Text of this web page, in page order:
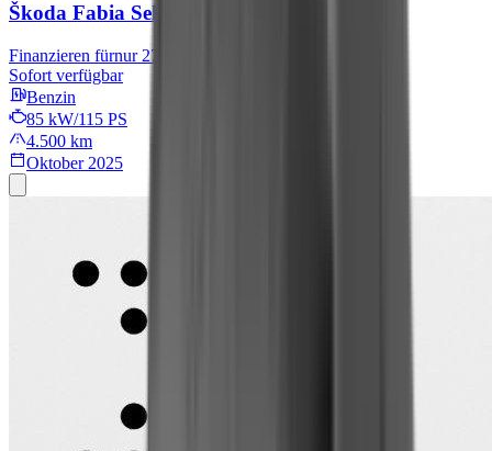
Škoda Fabia Selection
Finanzieren fürnur 279 € mtl.
Sofort verfügbar
Benzin
85 kW/115 PS
4.500 km
Oktober 2025